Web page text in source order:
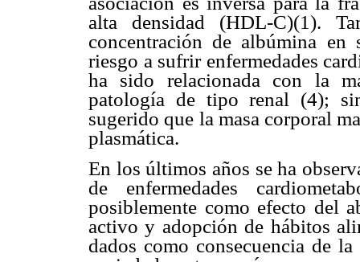
alta densidad (HDL-C)(1).
concentración de albúmina en
riesgo a sufrir enfermedades
ha sido relacionada con la
patología de tipo renal (4);
sugerido que la masa corporal
plasmática.
En los últimos años se ha
de enfermedades
posiblemente como efecto del
activo y adopción de hábitos
dados como consecuencia de